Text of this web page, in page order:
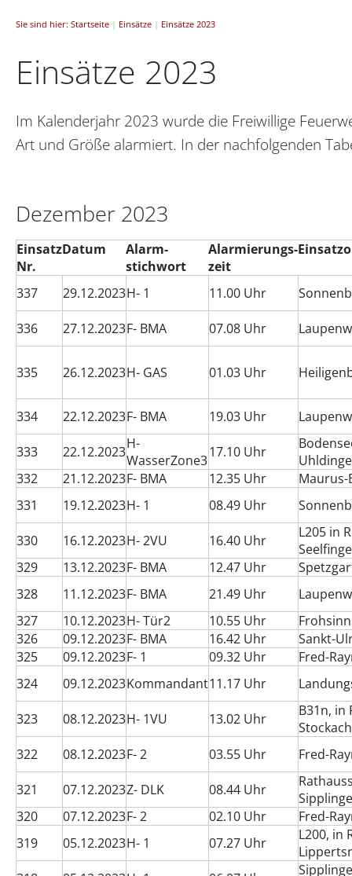
Sie sind hier: Startseite | Einsätze | Einsätze 2023
Einsätze 2023
Im Kalenderjahr 2023 wurde die Freiwillige
Art und Größe alarmiert. In der nachfolgenden
Dezember 2023
Einsatz
Nr.
Datum
Alarm-
stichwort
Alarmierungs-
zeit
337 29.12.2023H- 1 11.00 Uhr
336 27.12.2023F- BMA 07.08 Uhr
335 26.12.2023H- GAS 01.03 Uhr
334 22.12.2023F- BMA 19.03 Uhr
333 22.12.2023H-
WasserZone317.10 Uhr
332
21.12.2023F- BMA 12.35 Uhr
Maurus-
331
19.12.2023H- 1 08.49 Uhr
330 16.12.2023H- 2VU 16.40 Uhr
L205 in
329
13.12.2023F- BMA 12.47 Uhr
328
11.12.2023F- BMA 21.49 Uhr
327
10.12.2023H- Tür2 10.55 Uhr
326
09.12.2023F- BMA 16.42 Uhr
Sankt-
325
09.12.2023F- 1 09.32 Uhr
Fred-
324
09.12.2023Kommandant11.17 Uhr
323 08.12.2023H- 1VU 13.02 Uhr
B31n, in
Stockach
322
08.12.2023F- 2 03.55 Uhr Fred-
321 07.12.2023Z- DLK 08.44 Uhr
320
07.12.2023F- 2 02.10 Uhr
Fred-
319
05.12.2023H- 1 07.27 Uhr
L200, in